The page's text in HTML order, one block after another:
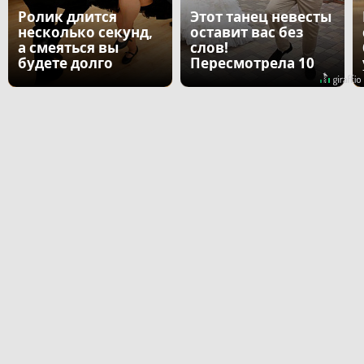
Ролик длится
несколько секунд,
а смеяться вы
будете долго
Этот танец невесты
оставит вас без
слов!
Пересмотрела 10